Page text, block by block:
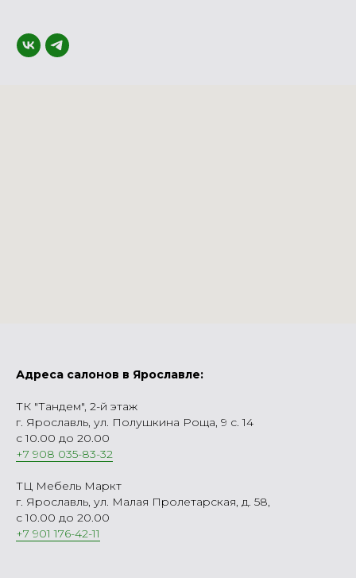
Адреса салонов в Ярославле:
ТК "Тандем", 2-й этаж
г. Ярославль, ул. Полушкина Роща, 9 с. 14
с 10.00 до 20.00
+7 908 035-83-32
ТЦ Мебель Маркт
г. Ярославль, ул. Малая Пролетарская, д. 58,
с 10.00 до 20.00
+7 901 176-42-11